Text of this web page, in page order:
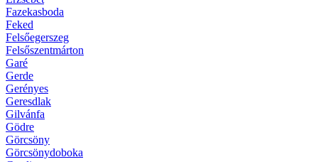
Fazekasboda
Feked
Felsőegerszeg
Felsőszentmárton
Garé
Gerde
Gerényes
Geresdlak
Gilvánfa
Gödre
Görcsöny
Görcsönydoboka